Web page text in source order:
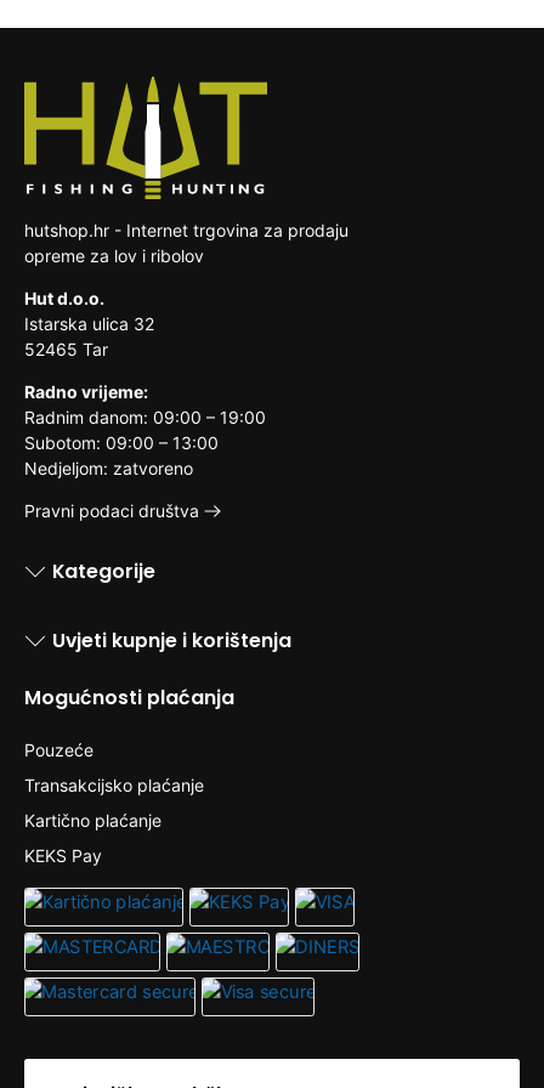
kupac.
ili higijenskih razloga nije pogodna za
dostave
roba koja je zbog svoje prirode nakon
dostave nerazdvojivo pomiješana s
drugim stvarima
zamjenskog proizvoda. Troškove zamjene
reklamacijskog proizvoda snosi prodavatelj.
hutshop.hr - Internet trgovina za prodaju
opreme za lov i ribolov
Hut d.o.o.
Istarska ulica 32
52465 Tar
Radno vrijeme:
Radnim danom: 09:00 – 19:00
Subotom: 09:00 – 13:00
Nedjeljom: zatvoreno
Pravni podaci društva
Kategorije
Uvjeti kupnje i korištenja
Mogućnosti plaćanja
Pouzeće
Transakcijsko plaćanje
Kartično plaćanje
KEKS Pay